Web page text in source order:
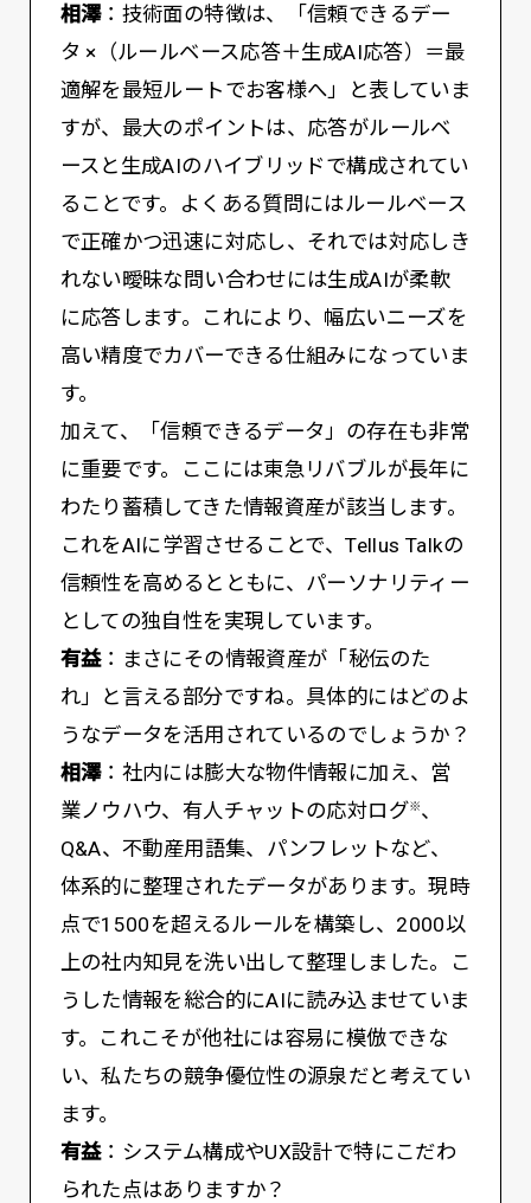
相澤：技術面の特徴は、「信頼できるデー
タ ×（ルールベース応答＋生成AI応答）＝最
適解を最短ルートでお客様へ」と表していま
すが、最大のポイントは、応答がルールベ
ースと生成AIのハイブリッドで構成されてい
ることです。よくある質問にはルールベース
で正確かつ迅速に対応し、それでは対応しき
れない曖昧な問い合わせには生成AIが柔軟
に応答します。これにより、幅広いニーズを
高い精度でカバーできる仕組みになっていま
す。
加えて、「信頼できるデータ」の存在も非常
に重要です。ここには東急リバブルが長年に
わたり蓄積してきた情報資産が該当します。
これをAIに学習させることで、Tellus Talkの
信頼性を高めるとともに、パーソナリティー
としての独自性を実現しています。
有益：まさにその情報資産が「秘伝のた
れ」と言える部分ですね。具体的にはどのよ
うなデータを活用されているのでしょうか？
相澤：社内には膨大な物件情報に加え、営
業ノウハウ、有人チャットの応対ログ※、
Q&A、不動産用語集、パンフレットなど、
体系的に整理されたデータがあります。現時
点で1500を超えるルールを構築し、2000以
上の社内知見を洗い出して整理しました。こ
うした情報を総合的にAIに読み込ませていま
す。これこそが他社には容易に模倣できな
い、私たちの競争優位性の源泉だと考えてい
ます。
有益：システム構成やUX設計で特にこだわ
られた点はありますか？